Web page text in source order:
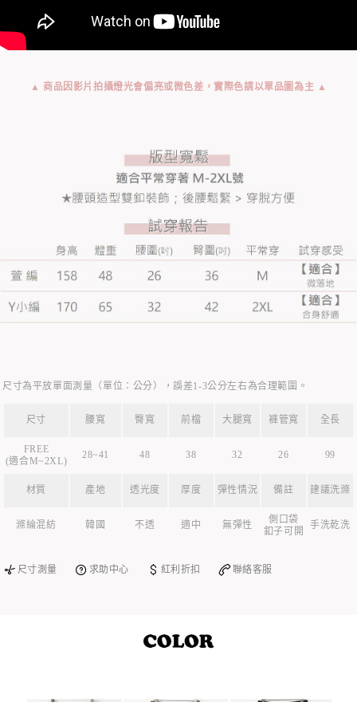
▲ 商品因影片拍攝燈光會偏亮或微色差，實際色請以單品圖為主 ▲
尺寸為平放單面測量（單位：公分），誤差1-3公分左右為合理範圍。
尺寸 腰寬 臀寬 前檔 大腿寬 褲管寬 全長
FREE
(適合M~2XL)
28~41 48 38 32 26 99
材質 產地 透光度 厚度 彈性情況 備註 建議洗滌
滌綸混紡 韓國 不透 適中 無彈性
側口袋
釦子可開
手洗乾洗
尺寸測量 求助中心 紅利折扣 聯絡客服